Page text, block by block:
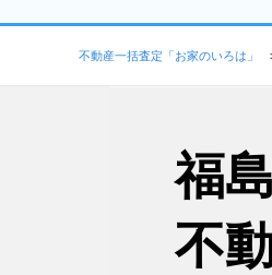
不動産一括査定「お家のいろは」
福
不